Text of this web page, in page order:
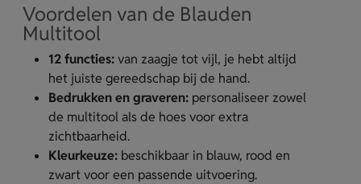
Voordelen van de Blauden
Multitool
12 functies:van zaagje tot vijl, je hebt altijd
het juiste gereedschap bij de hand.
Bedrukken en graveren: personaliseer zowel
de multitool als de hoes voor extra
zichtbaarheid.
Kleurkeuze: beschikbaar in blauw, rood en
zwart voor een passende uitvoering.